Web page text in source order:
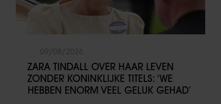
ZARA TINDALL OVER HAAR LEVEN
ZONDER KONINKLIJKE TITELS: ‘WE
HEBBEN ENORM VEEL GELUK GEHAD’